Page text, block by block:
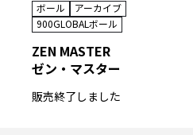
ボール
アーカイブ
900GLOBALボール
ZEN MASTER
ゼン・マスター
販売終了しました